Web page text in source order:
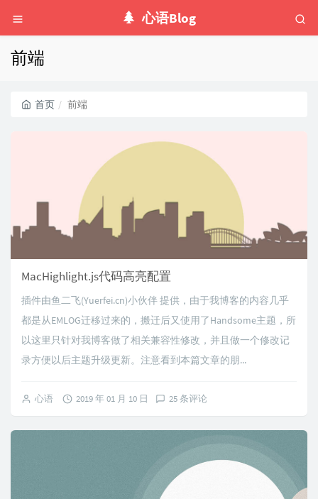
心语Blog
前端
首页 前端
MacHighlight.js代码高亮配置
插件由鱼二飞(Yuerfei.cn)小伙伴 提供，由于我博客的内容几乎
都是从EMLOG迁移过来的，搬迁后又使用了Handsome主题，所
以这里只针对我博客做了相关兼容性修改，并且做一个修改记
录方便以后主题升级更新。注意看到本篇文章的朋...
心语 2019 年 01 月 10 日 25 条评论